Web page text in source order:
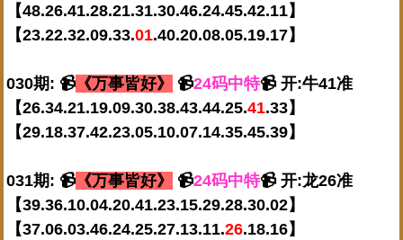
【48.26.41.28.21.31.30.46.24.45.42.11】
【23.22.32.09.33.01.40.20.08.05.19.17】
030期: 📹 《万事皆好》 📹24码中特📹 开:牛41准
【26.34.21.19.09.30.38.43.44.25.41.33】
【29.18.37.42.23.05.10.07.14.35.45.39】
031期: 📹 《万事皆好》 📹24码中特📹 开:龙26准
【39.36.10.04.20.41.23.15.29.28.30.02】
【37.06.03.46.24.25.27.13.11.26.18.16】